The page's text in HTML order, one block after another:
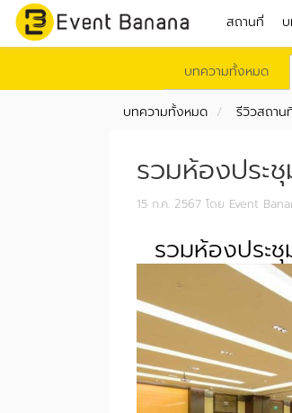
สถานที่
บทความทั้งหมด
บทความทั้งหมด รีวิวสถาน
รวมห้องประ
15 ก.ค. 2567 โดย Event
รวมห้องประ